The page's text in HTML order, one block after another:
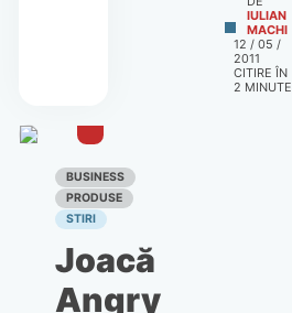
IMAX
cu
IULIAN
MACHI
12 / 05 /
2011
CITIRE ÎN
2 MINUTE
BUSINESS
PRODUSE
STIRI
Joacă
Angry